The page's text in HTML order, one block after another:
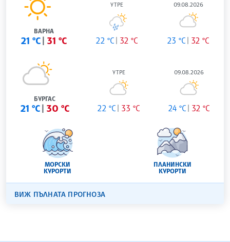
ВАРНА
21 °C 31 °C
УТРЕ
22 °C 32 °C
09.08.2026
23 °C 32 °C
БУРГАС
21 °C 30 °C
УТРЕ
22 °C 33 °C
09.08.2026
24 °C 32 °C
МОРСКИ
КУРОРТИ
ПЛАНИНСКИ
КУРОРТИ
ВИЖ ПЪЛНАТА ПРОГНОЗА